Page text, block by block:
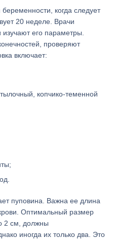
когда следует
20 неделе. Врачи
его параметры.
проверяют
включает:
копчико-теменной
пуповина. Важна ее длина
Оптимальный размер
2 см, должны
иногда их только два. Это